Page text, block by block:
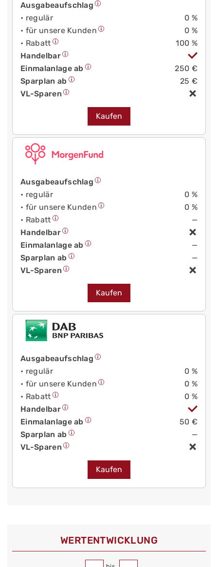
Ausgabeaufschlag
• regulär
0 %
• für unsere Kunden
0 %
• Rabatt
100 %
Handelbar
Einmalanlage ab
250 €
Sparplan ab
25 €
VL-Sparen
Kaufen
Ausgabeaufschlag
• regulär
0 %
• für unsere Kunden
0 %
• Rabatt
—
Handelbar
Einmalanlage ab
—
Sparplan ab
—
VL-Sparen
Kaufen
Ausgabeaufschlag
• regulär
0 %
• für unsere Kunden
0 %
• Rabatt
0 %
Handelbar
Einmalanlage ab
50 €
Sparplan ab
—
VL-Sparen
Kaufen
WERT­ENTWICKLUNG